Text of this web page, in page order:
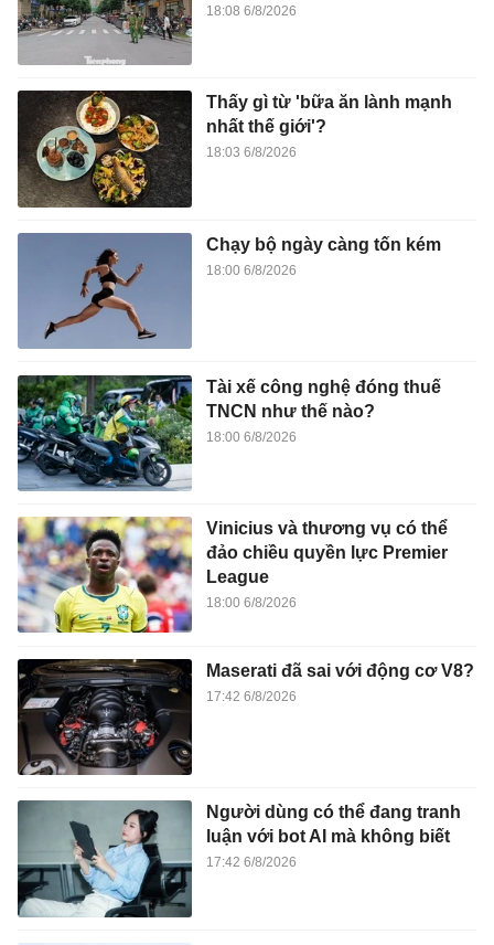
18:08 6/8/2026
Thấy gì từ 'bữa ăn lành mạnh
nhất thế giới'?
18:03 6/8/2026
Chạy bộ ngày càng tốn kém
18:00 6/8/2026
Tài xế công nghệ đóng thuế
TNCN như thế nào?
18:00 6/8/2026
Vinicius và thương vụ có thể
đảo chiều quyền lực Premier
League
18:00 6/8/2026
Maserati đã sai với động cơ V8?
17:42 6/8/2026
Người dùng có thể đang tranh
luận với bot AI mà không biết
17:42 6/8/2026